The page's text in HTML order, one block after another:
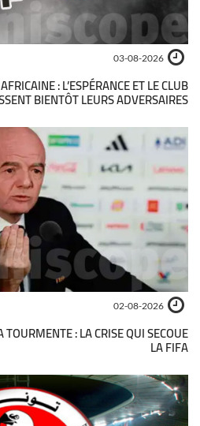
03-08-2026
: L’ESPÉRANCE ET LE CLUB
BIENTÔT LEURS ADVERSAIRES
02-08-2026
: LA CRISE QUI SECOUE
LA FIFA